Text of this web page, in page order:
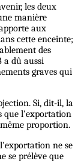
les deux
manière
aux
cette enceinte;
des
a dû aussi
graves qui
Si, dit-il, la
que l'exportation
proportion.
ne se
se prélève que